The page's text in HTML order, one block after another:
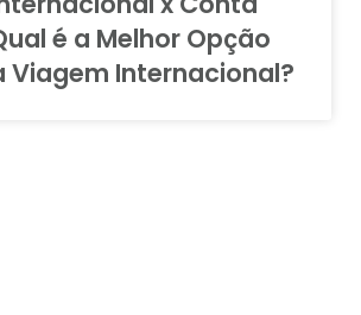
é a Melhor Opção
Viagem Internacional?